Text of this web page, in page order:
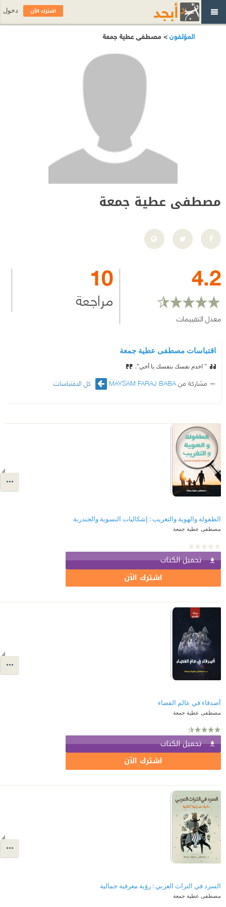
المؤلفون> مصطفى عطية جمعة
مصطفى عطية جمعة
4.2
معدل التقييمات
10
مراجعة
اقتباسات مصطفى عطية جمعة
" اخدم نفسك بنفسك يا أخي".‏
مشاركة منMAYSAM FARAJ BABA كل الاقتباسات
الطفولة والهوية والتغريب : إشكاليات النسوية والجندرية
مصطفى عطية جمعة
تحميل الكتاب
اشترك الآن
أصدقاء في عالم الفضاء
مصطفى عطية جمعة
تحميل الكتاب
اشترك الآن
السرد في التراث العربي : رؤية معرفية جمالية
مصطفى عطية جمعة
اشترك الآن دخول